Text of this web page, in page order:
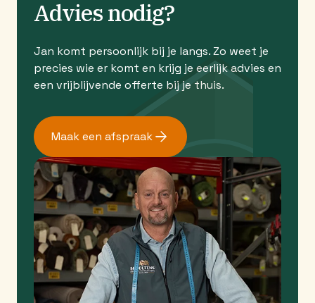
Advies nodig?
Jan komt persoonlijk bij je langs. Zo weet je
precies wie er komt en krijg je eerlijk advies en
een vrijblijvende offerte bij je thuis.
Maak een afspraak